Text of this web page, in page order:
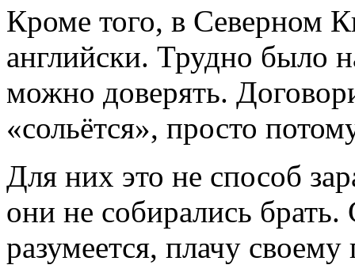
Кроме того, в Северном
английски. Трудно было
можно доверять.
«сольётся», просто
Для них это не способ
они не собирались
разумеется, плачу своему